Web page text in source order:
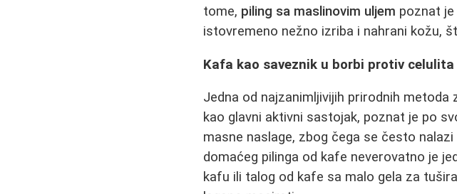
tome, piling sa maslinovim uljem poznat
istovremeno nežno izriba i nahrani kožu,
Kafa kao saveznik u borbi protiv celulita
Jedna od najzanimljivijih prirodnih metoda
kao glavni aktivni sastojak, poznat je po
masne naslage, zbog čega se često
domaćeg pilinga od kafe neverovatno je
kafu ili talog od kafe sa malo gela za